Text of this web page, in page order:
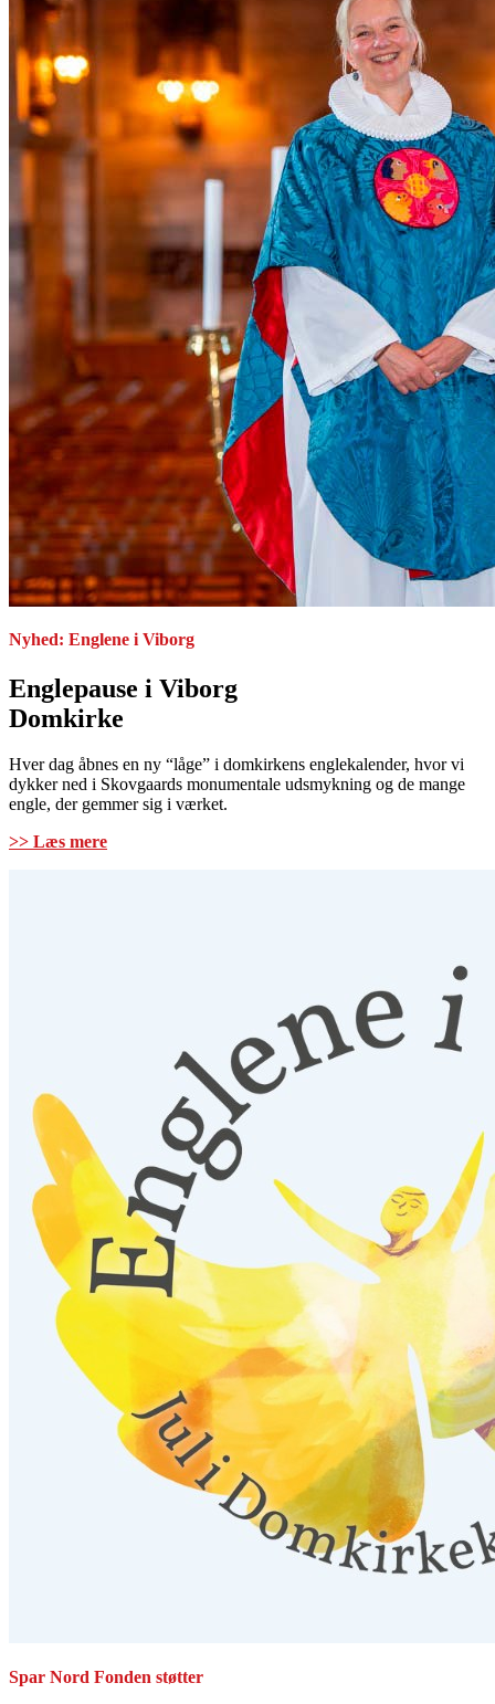
Nyhed: Englene i Viborg
Englepause i Viborg
Domkirke
Hver dag åbnes en ny “låge” i domkirkens englekalender, hvor vi
dykker ned i Skovgaards monumentale udsmykning og de mange
engle, der gemmer sig i værket.
>> Læs mere
Spar Nord Fonden støtter